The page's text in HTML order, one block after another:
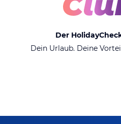
Der
Dein Urlaub. Deine